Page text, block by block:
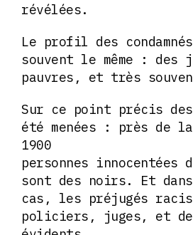
révélées.
Le profil des
souvent le même : des
pauvres, et très
Sur ce point précis
été menées : près de
1900
personnes innocentées
sont des noirs. Et dans
cas, les préjugés
policiers, juges, et